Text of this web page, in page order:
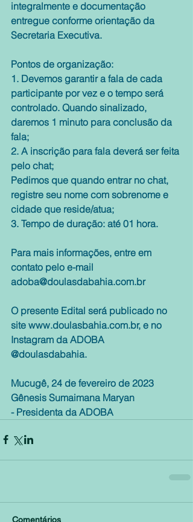
integralmente e documentação
entregue conforme orientação da
Secretaria Executiva.
Pontos de organização:
1. Devemos garantir a fala de cada
participante por vez e o tempo será
controlado. Quando sinalizado,
daremos 1 minuto para conclusão da
fala;
2. A inscrição para fala deverá ser feita
pelo chat;
Pedimos que quando entrar no chat,
registre seu nome com sobrenome e
cidade que reside/atua;
3. Tempo de duração: até 01 hora.
Para mais informações, entre em
contato pelo e-mail
adoba@doulasdabahia.com.br
O presente Edital será publicado no
site www.doulasbahia.com.br, e no
Instagram da ADOBA
@doulasdabahia.
Mucugê, 24 de fevereiro de 2023
Gênesis Sumaimana Maryan
- Presidenta da ADOBA
Comentários